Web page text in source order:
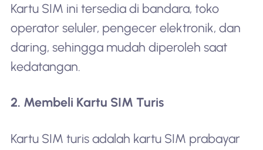
Kartu SIM ini tersedia di bandara, toko
operator seluler, pengecer elektronik, dan
daring, sehingga mudah diperoleh saat
kedatangan.
2. Membeli Kartu SIM Turis
Kartu SIM turis adalah kartu SIM prabayar